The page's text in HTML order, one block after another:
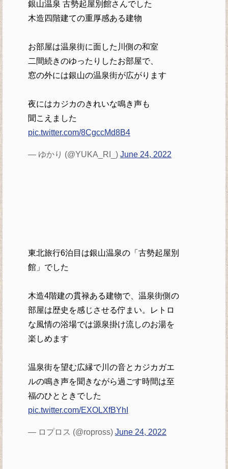
銀山温泉 古勢起屋別館さんでした
木造四階建ての重厚感ある建物
お部屋は温泉街に面した川側の和室
二間続きのゆったりしたお部屋で、
窓の外には銀山の温泉街が広がります
夜にはカジカのきれいな鳴き声も
聞こえました
pic.twitter.com/8CgccMd8B4
— ゆかり (@YUKA_RI_) June 24, 2022
東北旅行6泊目は銀山温泉の「古勢起屋別
館」でした
木造4階建の貫禄ある建物で、温泉街側の
部屋は歴史を感じさせる佇まい。レトロ
な風情の浴場では源泉掛け流しのお湯を
楽しめます
温泉街を望む広縁で川の音とカジカガエ
ルの鳴き声を聞きながら過ごす時間は至
福のひとときでした
pic.twitter.com/EXOLXfBYhI
— ロプロス (@ropross) June 24, 2022